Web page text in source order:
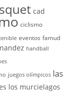
cad
ciclismo
eventos famud
handball
juegos olímpicos las
los murcielagos